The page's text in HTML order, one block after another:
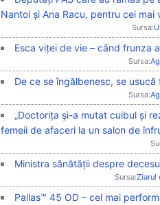
Nantoi și Ana Racu, pentru cei
Sursa:
Esca viței de vie – când frunza
Sursa:
De ce se îngălbenesc, se
Sursa:
„Doctorița și-a mutat cuibul și
femeii de afaceri la un salon de
Ministra sănătății despre
Sursa:Ziarul
Pallas™ 45 OD – cel mai